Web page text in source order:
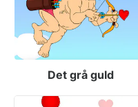
Det grå guld